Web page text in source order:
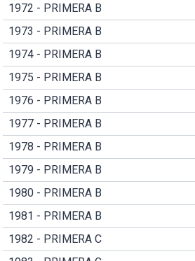
1972 - PRIMERA B
1973 - PRIMERA B
1974 - PRIMERA B
1975 - PRIMERA B
1976 - PRIMERA B
1977 - PRIMERA B
1978 - PRIMERA B
1979 - PRIMERA B
1980 - PRIMERA B
1981 - PRIMERA B
1982 - PRIMERA C